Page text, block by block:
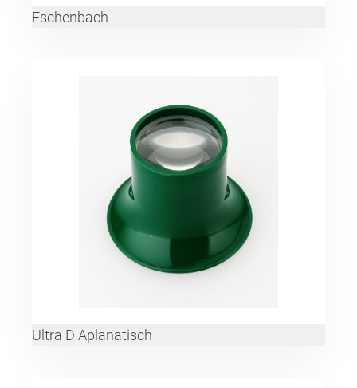
Eschenbach
Ultra D Aplanatisch